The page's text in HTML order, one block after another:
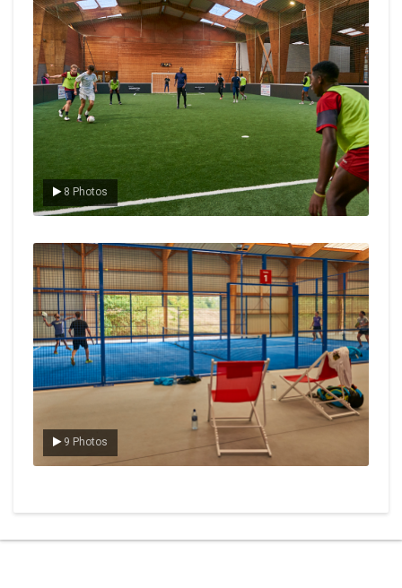
8 Photos
Le foot en salle
9 Photos
Le padel